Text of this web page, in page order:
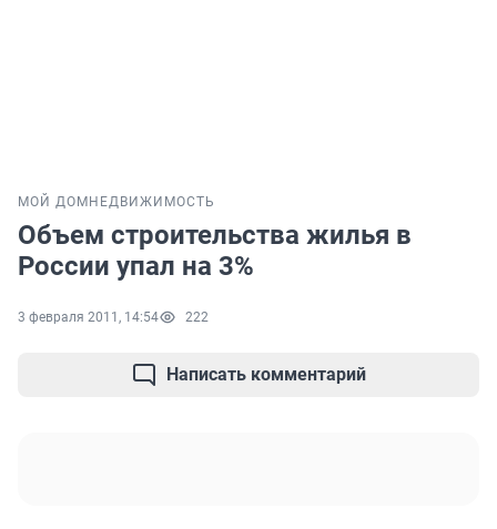
МОЙ ДОМ НЕДВИЖИМОСТЬ
Объем строительства жилья в
России упал на 3%
3 февраля 2011, 14:54 222
Написать комментарий